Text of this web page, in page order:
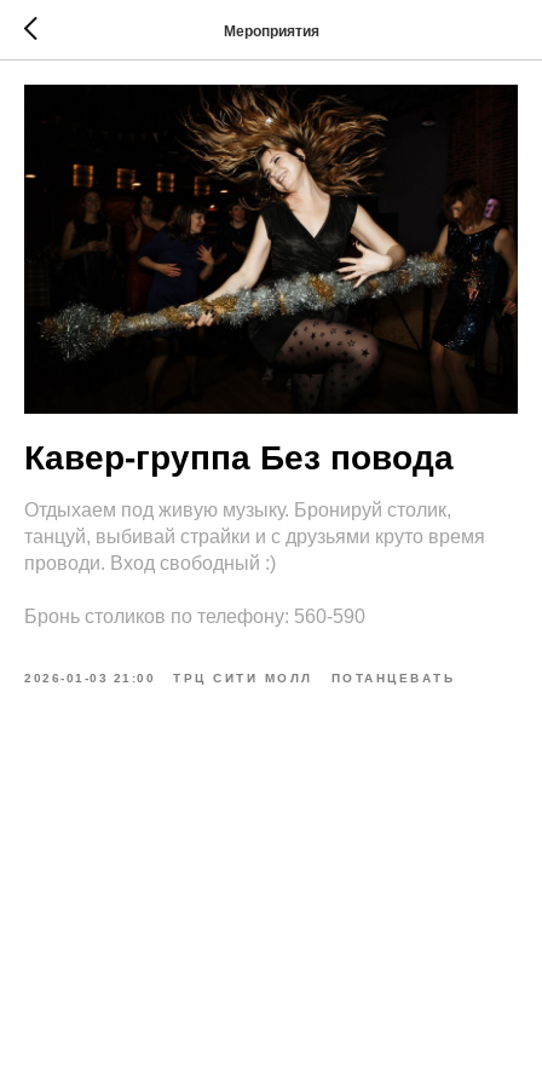
Мероприятия
Кавер-группа Без повода
Отдыхаем под живую музыку. Бронируй столик,
танцуй, выбивай страйки и с друзьями круто время
проводи. Вход свободный :)
Бронь столиков по телефону: 560-590
2026-01-03 21:00 ТРЦ СИТИ МОЛЛ ПОТАНЦЕВАТЬ